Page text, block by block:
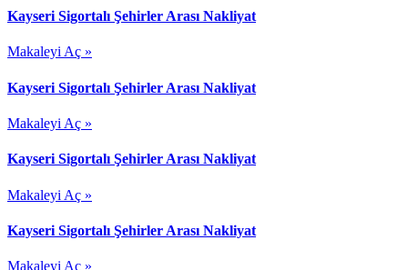
Kayseri Sigortalı Şehirler Arası Nakliyat
Makaleyi Aç »
Kayseri Sigortalı Şehirler Arası Nakliyat
Makaleyi Aç »
Kayseri Sigortalı Şehirler Arası Nakliyat
Makaleyi Aç »
Kayseri Sigortalı Şehirler Arası Nakliyat
Makaleyi Aç »